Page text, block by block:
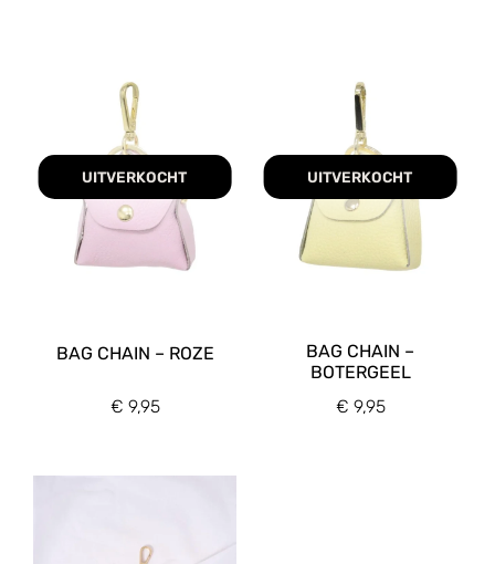
UITVERKOCHT
BAG CHAIN – ROZE
€ 9,95
UITVERKOCHT
BAG CHAIN –
BOTERGEEL
€ 9,95